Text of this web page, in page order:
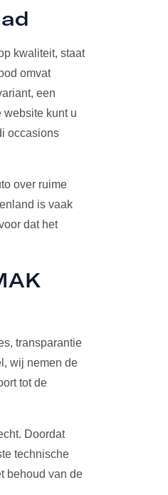
kwaliteit, staat
omvat
een
website kunt u
occasions
over ruime
is vaak
dat het
transparantie
wij nemen de
tot de
Doordat
technische
behoud van de